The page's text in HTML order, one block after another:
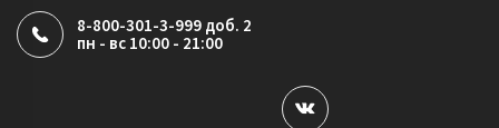
8-800-301-3-999 доб. 2
пн - вс 10:00 - 21:00